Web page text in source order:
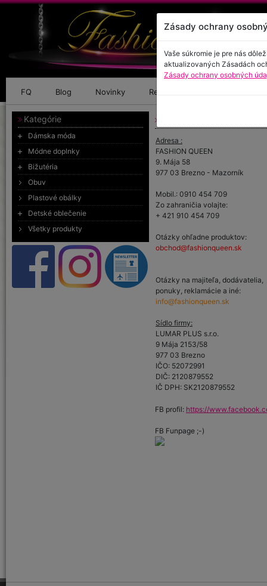
FQ Blog Novinky Referencie
Kategórie
Dámska móda
Módne doplnky
Bižutéria
Obuv
Plastové obálky
Detské oblečenie
Všetky produkty
Adresa :
FASHION QUEEN
9. Mája 58
977 03 Brezno - Mazorník
Mobil.: 0910 454 709
Zo zahraničia volajte:
+ 421 910 454 709
Otázky ohľadne produktov:
obchod@fashionqueen.sk
Otázky na majiteľa, dodávatelia,
ponuky, reklamácie a iné:
info@fashionqueen.sk
Sídlo firmy:
LUMAR PLUS s.r.o.
9 Mája 2153/58
977 03 Brezno
IČO: 52072991
DIČ: 2120879552
IČ DPH: SK2120879552
FB profil: https://
FB Funpage ;-)
Zásady ochrany
Vaše súkromie je pre nás
aktualizovaných Zásadách
Zásady ochrany osobných